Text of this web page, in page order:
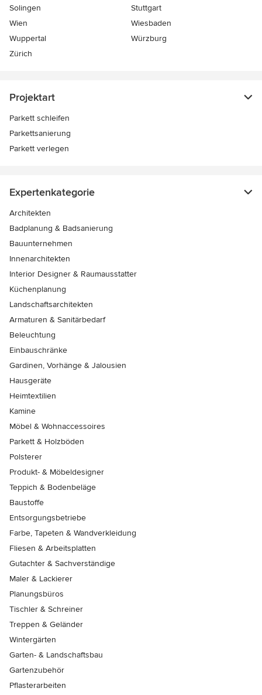
Solingen
Stuttgart
Wien
Wiesbaden
Wuppertal
Würzburg
Zürich
Projektart
Parkett schleifen
Parkettsanierung
Parkett verlegen
Expertenkategorie
Architekten
Badplanung & Badsanierung
Bauunternehmen
Innenarchitekten
Interior Designer & Raumausstatter
Küchenplanung
Landschaftsarchitekten
Armaturen & Sanitärbedarf
Beleuchtung
Einbauschränke
Gardinen, Vorhänge & Jalousien
Hausgeräte
Heimtextilien
Kamine
Möbel & Wohnaccessoires
Parkett & Holzböden
Polsterer
Produkt- & Möbeldesigner
Teppich & Bodenbeläge
Baustoffe
Entsorgungsbetriebe
Farbe, Tapeten & Wandverkleidung
Fliesen & Arbeitsplatten
Gutachter & Sachverständige
Maler & Lackierer
Planungsbüros
Tischler & Schreiner
Treppen & Geländer
Wintergärten
Garten- & Landschaftsbau
Gartenzubehör
Pflasterarbeiten